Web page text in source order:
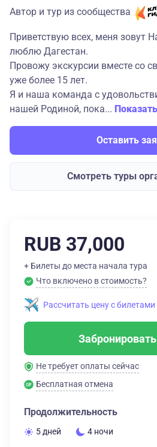
Автор и тур из сообщества
Приветствую всех, меня зовут
люблю Дагестан.
Провожу экскурсии вместе со
уже более 15 лет.
Я и наша команда с
нашей Родиной, пока...
Оставить
Смотреть туры
RUB 37,000
+ Билеты до места начала тура
Что включено в стоимость?
Рассчитать цену с
Не требует оплаты сейчас
Бесплатная отмена
Продолжительность
5 дней 4 ночи